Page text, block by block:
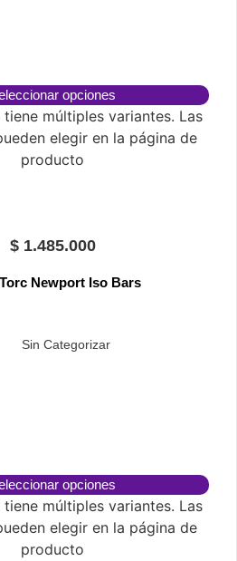
opciones
múltiples variantes. Las
elegir en la página de
producto
$1.485.000
Newport Iso Bars
Sin Categorizar
opciones
múltiples variantes. Las
elegir en la página de
producto